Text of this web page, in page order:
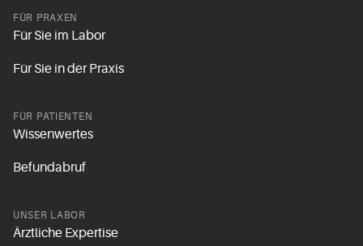
FÜR PRAXEN
Für Sie im Labor
Für Sie in der Praxis
FÜR PATIENTEN
Wissenwertes
Befundabruf
UNSER LABOR
Ärztliche Expertise